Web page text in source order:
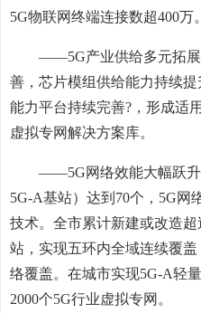
5G物联网终端连接数超400万。
——5G产业供给多元拓展
善，芯片模组供给能力持续
能力平台持续完善?，形成适
虚拟专网解决方案库。
——5G网络效能大幅跃升
5G-A基站）达到70个，5G网
技术。全市累计新建或改造
站，实现五环内全域连续覆
络覆盖。在城市实现5G-A轻
2000个5G行业虚拟专网。